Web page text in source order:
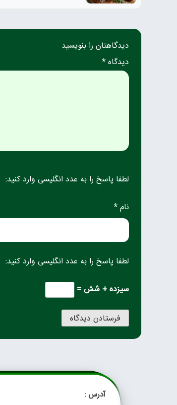
دیدگاهتان را بنویسید
دیدگاه *
لطفا پاسخ را به عدد انگلیسی وارد کنید:
نام *
لطفا پاسخ را به عدد انگلیسی وارد کنید:
سیزده + شش =
آدرس :